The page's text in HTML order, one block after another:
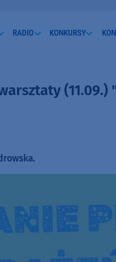
RADIO KONKURSY
(11.09.)